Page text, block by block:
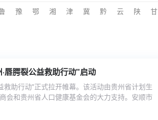
豫 鄂 湘 津 冀 黔 云 陕 甘
唇腭裂公益救助行动"启动
助行动"正式拉开帷幕。该活动由贵州省计划生
会和贵州省人口健康基金会的大力支持。安顺市